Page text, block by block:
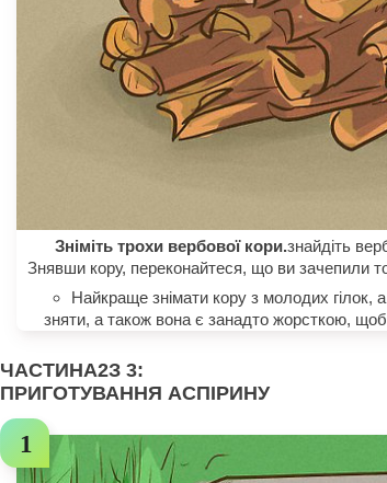
Зніміть трохи вербової кори.знайдіть
Знявши кору, переконайтеся, що ви зачепили
Найкраще знімати кору з молодих гілок,
зняти, а також вона є занадто жорсткою, щоб
ЧАСТИНА2З 3:
ПРИГОТУВАННЯ АСПІРИНУ